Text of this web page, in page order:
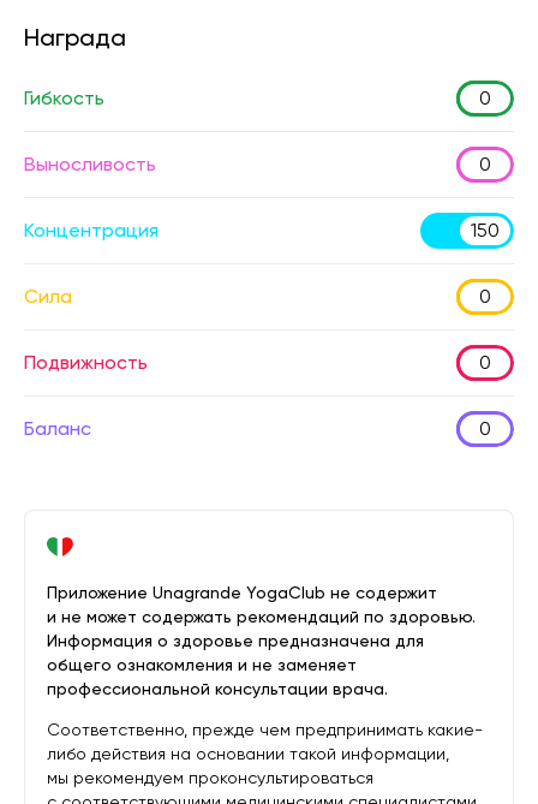
Награда
Гибкость 0
Выносливость 0
Концентрация 150
Сила 0
Подвижность 0
Баланс 0
Приложение Unagrande YogaClub не содержит
и не может содержать рекомендаций по здоровью.
Информация о здоровье предназначена для
общего ознакомления и не заменяет
профессиональной консультации врача.
Соответственно, прежде чем предпринимать какие-
либо действия на основании такой информации,
мы рекомендуем проконсультироваться